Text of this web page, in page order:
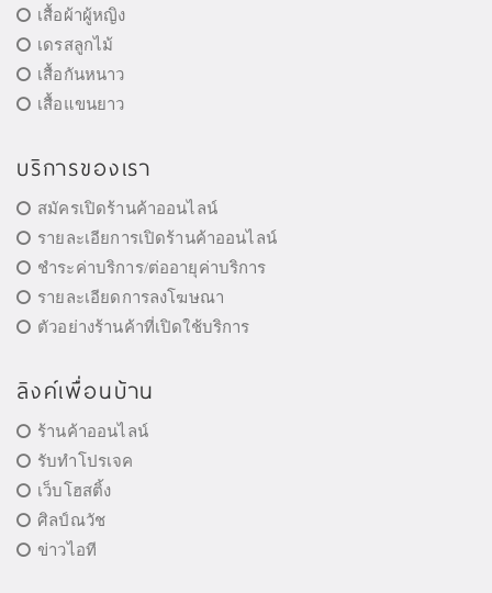
เสื้อผ้าผู้หญิง
เดรสลูกไม้
เสื้อกันหนาว
เสื้อแขนยาว
บริการของเรา
สมัครเปิดร้านค้าออนไลน์
รายละเอียการเปิดร้านค้าออนไลน์
ชำระค่าบริการ/ต่ออายุค่าบริการ
รายละเอียดการลงโฆษณา
ตัวอย่างร้านค้าที่เปิดใช้บริการ
ลิงค์เพื่อนบ้าน
ร้านค้าออนไลน์
รับทำโปรเจค
เว็บโฮสติ้ง
ศิลป์ณวัช
ข่าวไอที